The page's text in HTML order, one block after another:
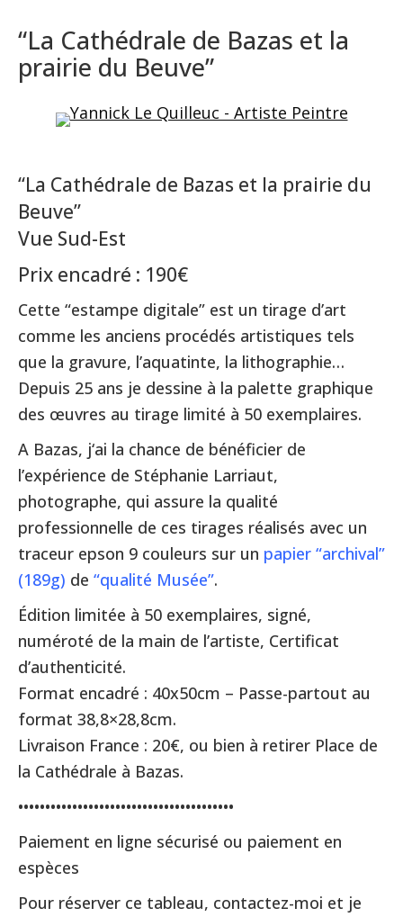
“La Cathédrale de Bazas et la
prairie du Beuve”
“La Cathédrale de Bazas et la prairie du
Beuve”
Vue Sud-Est
Prix encadré : 190€
Cette “estampe digitale” est un tirage d’art
comme les anciens procédés artistiques tels
que la gravure, l’aquatinte, la lithographie…
Depuis 25 ans je dessine à la palette graphique
des œuvres au tirage limité à 50 exemplaires.
A Bazas, j‘ai la chance de bénéficier de
l’expérience de Stéphanie Larriaut,
photographe, qui assure la qualité
professionnelle de ces tirages réalisés avec un
traceur epson 9 couleurs sur un papier “archival”
(189g) de “qualité Musée”.
Édition limitée à 50 exemplaires, signé,
numéroté de la main de l’artiste, Certificat
d’authenticité.
Format encadré : 40x50cm – Passe-partout au
format 38,8×28,8cm.
Livraison France : 20€, ou bien à retirer Place de
la Cathédrale à Bazas.
••••••••••••••••••••••••••••••••••••••••
Paiement en ligne sécurisé ou paiement en
espèces
Pour réserver ce tableau, contactez-moi et je